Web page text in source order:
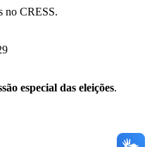
no CRESS.
especial das eleições.